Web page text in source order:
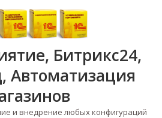
Битрикс24,
Автоматизация
и внедрение любых конфигураций